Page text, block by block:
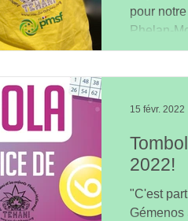
pour
Phelan-
2879...
2022!
"C'est
Gémenos
15 févr. 2022